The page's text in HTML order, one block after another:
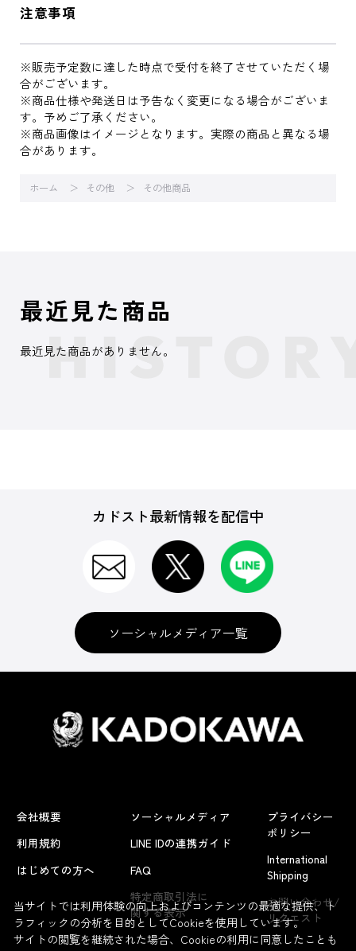
注意事項
※販売予定数に達した時点で受付を終了させていただく場
合がございます。
※商品仕様や発送日は予告なく変更になる場合がございま
す。予めご了承ください。
※商品画像はイメージとなります。実際の商品と異なる場
合があります。
ホーム その他 その他商品
よくあるお問い合わせ
最近見た商品
最近見た商品がありません。
カドスト最新情報を配信中
ソーシャルメディア一覧
会社概要
利用規約
はじめての方へ
ソーシャルメディア
LINE IDの連携ガイド
FAQ
特定商取引法に
関する表示
プライバシー
ポリシー
International
Shipping
お問い合わせ/
リクエスト
当サイトでは利用体験の向上およびコンテンツの最適な提供、ト
ラフィックの分析を目的としてCookieを使用しています。
サイトの閲覧を継続された場合、Cookieの利用に同意したことも